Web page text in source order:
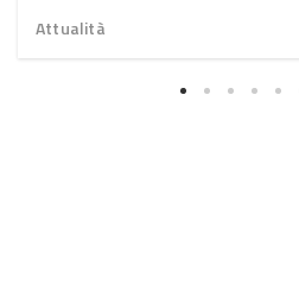
Attualità